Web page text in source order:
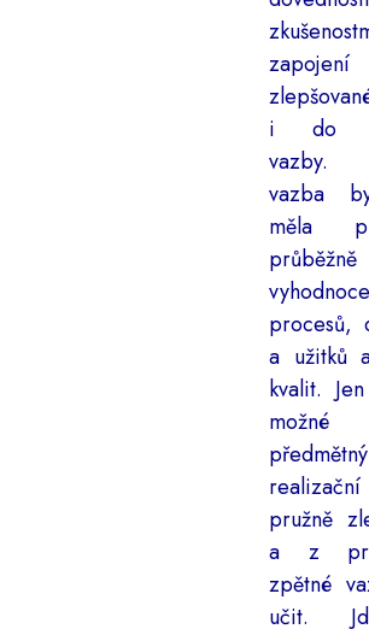
i do
vazby.
vazba
měla
procesů,
a užitků
kvalit.
možné
pružně
a z
zpětné
učit.